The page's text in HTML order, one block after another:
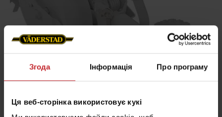
Згода Інформація Про програму
Ця веб-сторінка використовує кукі